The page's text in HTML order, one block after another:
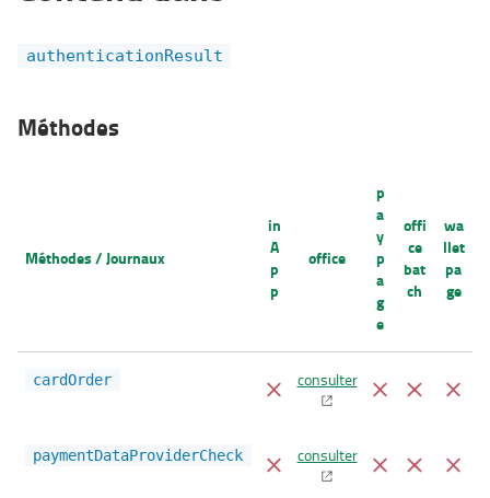
authenticationResult
Méthodes
Méthodes / Journaux
in
A
p
p
office
p
a
y
p
a
g
e
offi
ce
bat
ch
wa
llet
pa
ge
cardOrder consulter
paymentDataProviderCheck consulter